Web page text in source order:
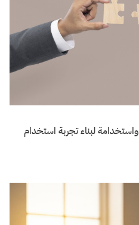
مبدأ تبادل المنفعة Reciprocity واستخدامة لبناء تجربة استخدام